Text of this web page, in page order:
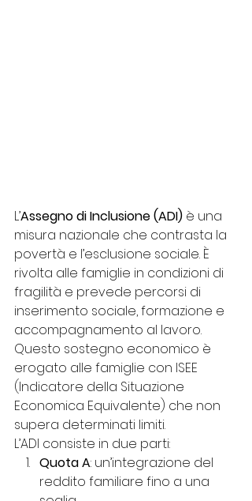
L’Assegno di Inclusione (ADI) è una
misura nazionale che contrasta la
povertà e l’esclusione sociale. È
rivolta alle famiglie in condizioni di
fragilità e prevede percorsi di
inserimento sociale, formazione e
accompagnamento al lavoro.
Questo sostegno economico è
erogato alle famiglie con ISEE
(Indicatore della Situazione
Economica Equivalente) che non
supera determinati limiti.
L’ADI consiste in due parti:
Quota A: un’integrazione del
reddito familiare fino a una